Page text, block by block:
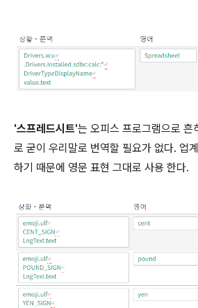
'스프레드시트'는 오피스 프로그램으로 흔
로 굳이 우리말로 번역할 필요가 없다. 업
하기 때문에 영문 표현 그대로 사용 한다.